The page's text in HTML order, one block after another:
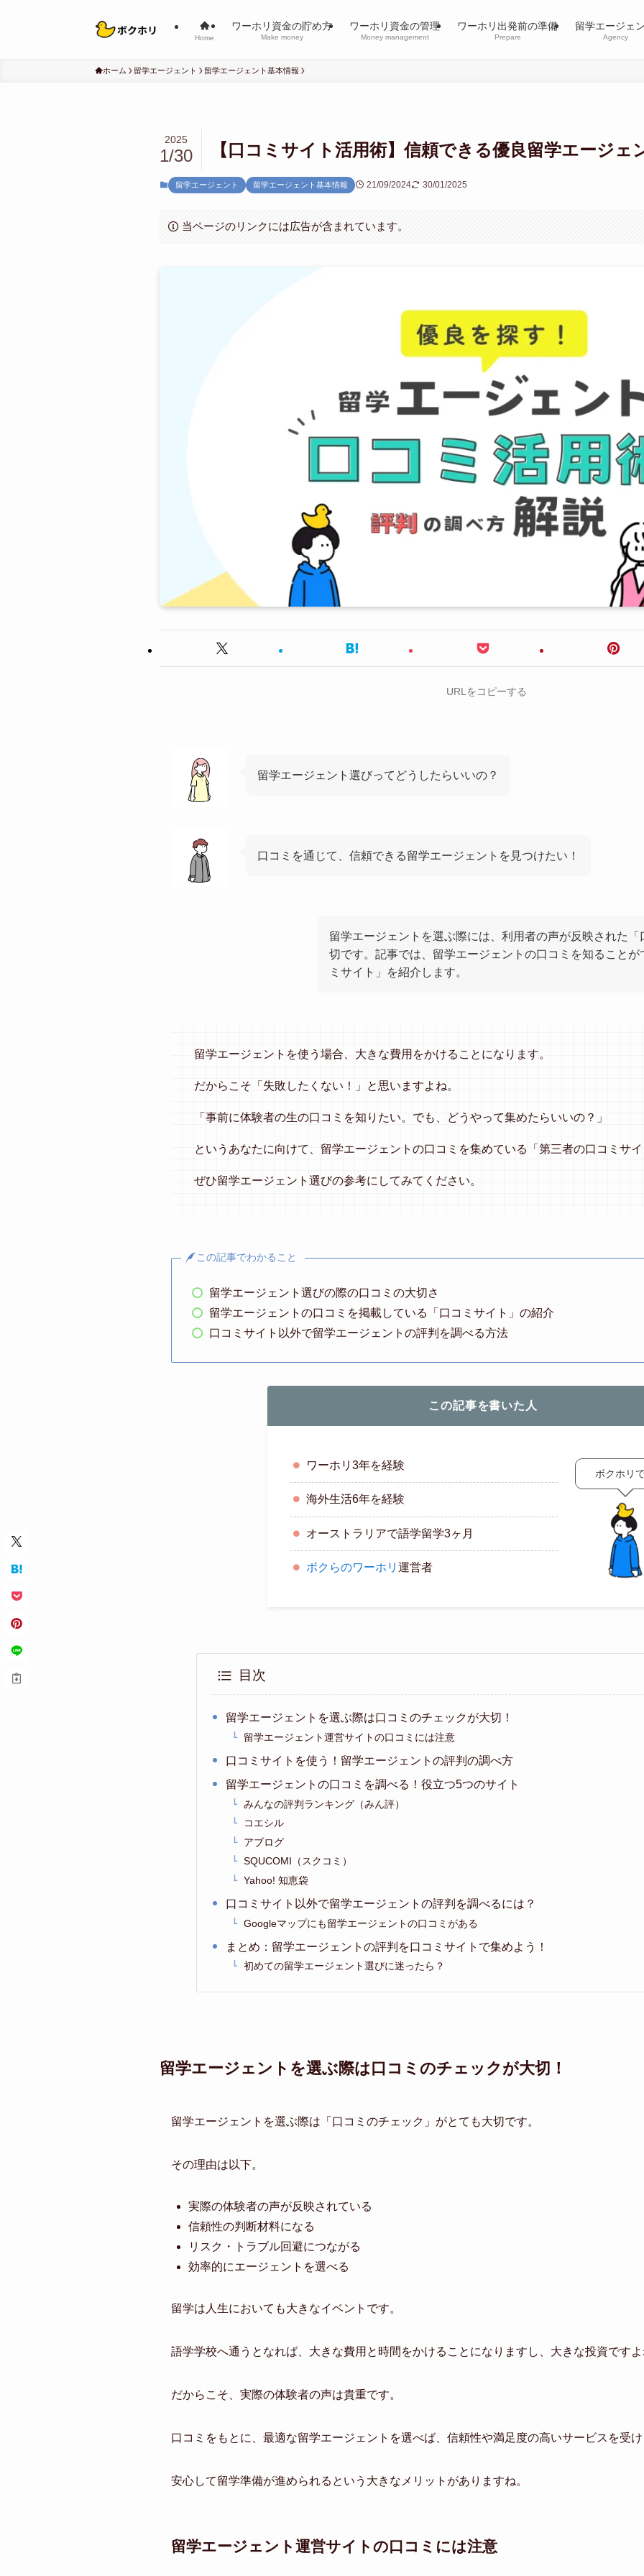
Home
ワーホリ資金の貯め方
Make money
ワーホリ資金の管理
Money management
ワーホリ出発前の準備
Prepare
留学エージェ
Agency
ホーム 留学エージェント 留学エージェント基本情報
【口コミサイト活用術】信頼できる優良留学エージェ
2025
1/30
留学エージェント 留学エージェント基本情報 21/09/2024 30/01/2025
当ページのリンクには広告が含まれています。
URLをコピーする
留学エージェント選びってどうしたらいいの？
口コミを通じて、信頼できる留学エージェントを見つけたい！
留学エージェントを選ぶ際には、利用者の声が反映された「
切です。記事では、留学エージェントの口コミを知ることが
ミサイト」を紹介します。
留学エージェントを使う場合、大きな費用をかけることになります。
だからこそ「失敗したくない！」と思いますよね。
「事前に体験者の生の口コミを知りたい。でも、どうやって集めたらいいの？」
というあなたに向けて、留学エージェントの口コミを集めている「第三者の口コミサ
ぜひ留学エージェント選びの参考にしてみてください。
この記事でわかること
留学エージェント選びの際の口コミの大切さ
留学エージェントの口コミを掲載している「口コミサイト」の紹介
口コミサイト以外で留学エージェントの評判を調べる方法
この記事を書いた人
ワーホリ3年を経験
海外生活6年を経験
オーストラリアで語学留学3ヶ月
ボクらのワーホリ運営者
ボクホリ
目次
留学エージェントを選ぶ際は口コミのチェックが大切！
留学エージェント運営サイトの口コミには注意
口コミサイトを使う！留学エージェントの評判の調べ方
留学エージェントの口コミを調べる！役立つ5つのサイト
みんなの評判ランキング（みん評）
コエシル
アブログ
SQUCOMI（スクコミ）
Yahoo! 知恵袋
口コミサイト以外で留学エージェントの評判を調べるには？
Googleマップにも留学エージェントの口コミがある
まとめ：留学エージェントの評判を口コミサイトで集めよう！
初めての留学エージェント選びに迷ったら？
留学エージェントを選ぶ際は口コミのチェックが大切！
留学エージェントを選ぶ際は「口コミのチェック」がとても大切です。
その理由は以下。
実際の体験者の声が反映されている
信頼性の判断材料になる
リスク・トラブル回避につながる
効率的にエージェントを選べる
留学は人生においても大きなイベントです。
語学学校へ通うとなれば、大きな費用と時間をかけることになりますし、大きな投資です
だからこそ、実際の体験者の声は貴重です。
口コミをもとに、最適な留学エージェントを選べば、信頼性や満足度の高いサービスを受
安心して留学準備が進められるという大きなメリットがありますね。
留学エージェント運営サイトの口コミには注意